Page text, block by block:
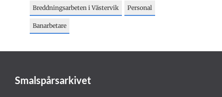
Breddningsarbeten i Västervik Personal
Banarbetare
Smalspårsarkivet